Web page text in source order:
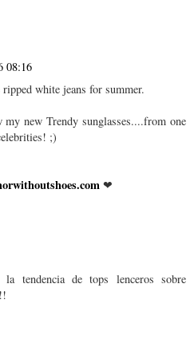
08:16
white jeans for summer.
new Trendy sunglasses....from one
;)
❤
la tendencia de tops lenceros sobre